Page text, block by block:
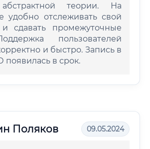
теории. На
удобно отслеживать свой
и сдавать промежуточные
пользователей
и быстро. Запись в
в срок.
Поляков 09.05.2024